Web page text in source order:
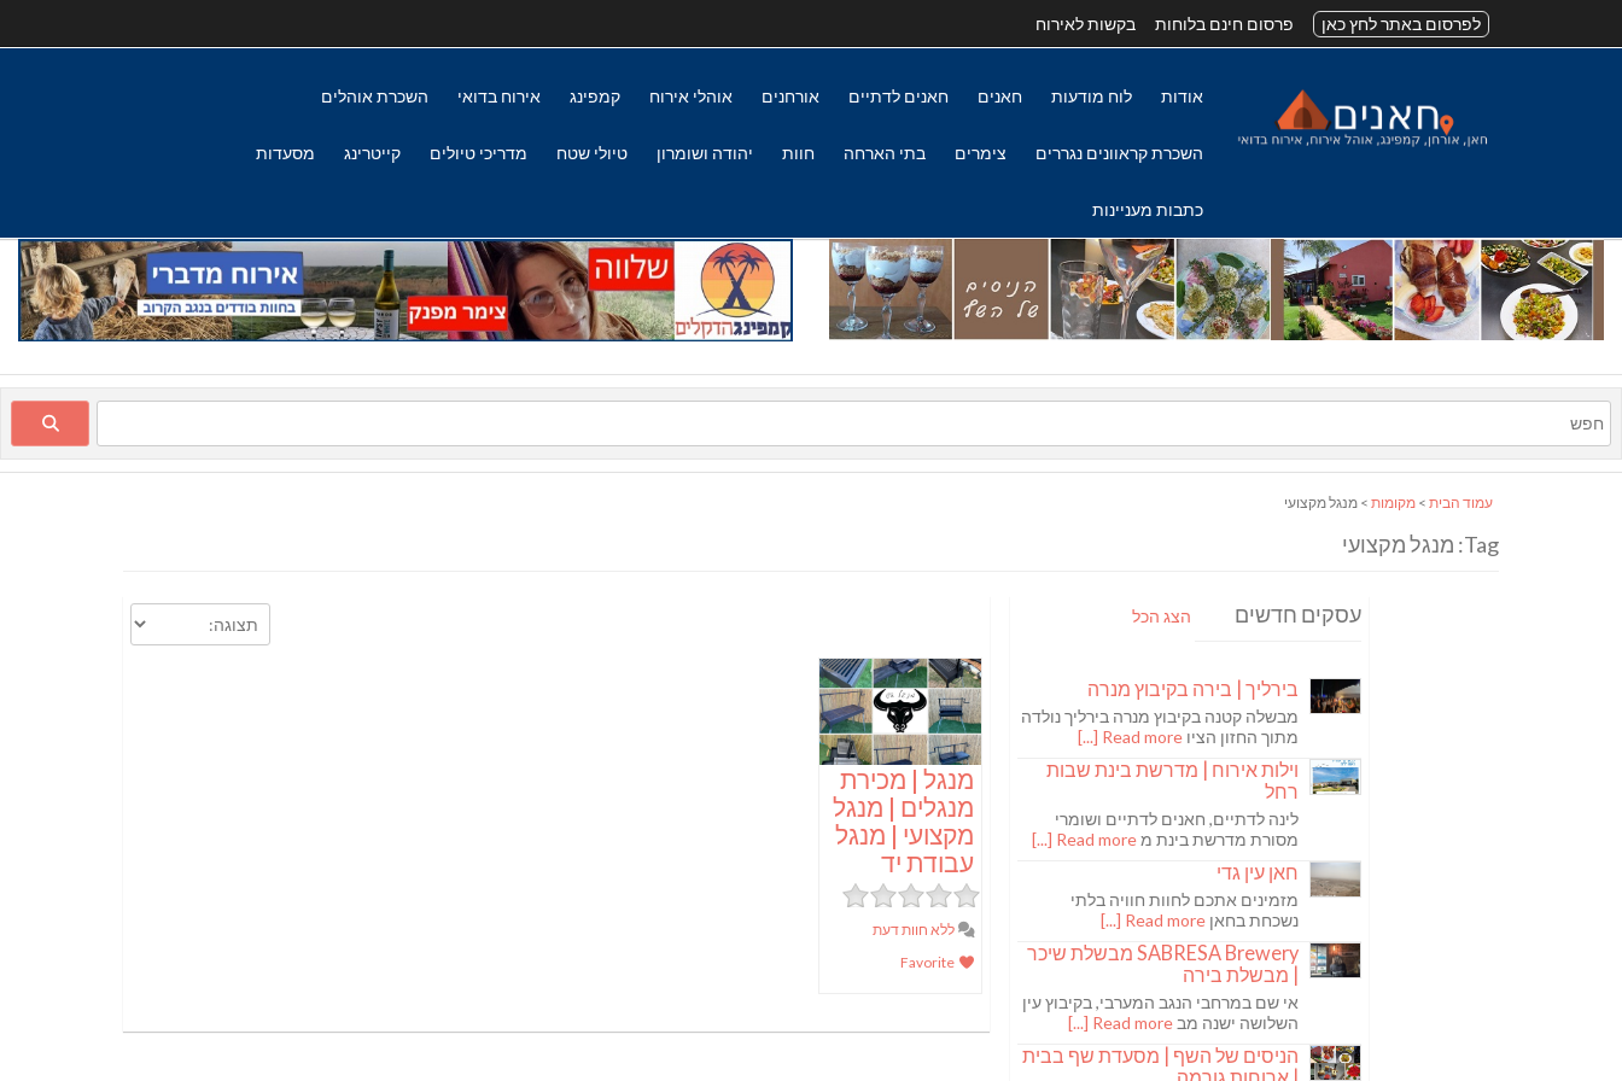
לפרסום באתר לחץ כאן פרסום חינם בלוחות בקשות לאירוח
אודות לוח מודעות חאנים חאנים לדתיים אורחנים אוהלי אירוח קמפינג אירוח בדואי השכרת אוהלים
השכרת קראוונים נגררים צימרים בתי הארחה חוות יהודה ושומרון טיולי שטח מדריכי טיולים קייטרינג מסעדות
כתבות מעניינות
עמוד הבית > מקומות > מנגל מקצועי
Tag: מנגל מקצועי
מנגל | מכירת
מנגלים | מנגל
מקצועי | מנגל
עבודת יד
ללא חוות דעת
עסקים חדשים הצג הכל
בירליך | בירה בקיבוץ מנרה
מבשלה קטנה בקיבוץ מנרה בירליך נולדה
מתוך החזון הציו Read more [...]
וילות אירוח | מדרשת בינת שבות
רחל
לינה לדתיים, חאנים לדתיים ושומרי
מסורת מדרשת בינת מRead more [...]
חאן עין גדי
מזמינים אתכם לחוות חוויה בלתי
נשכחת בחאן Read more [...]
SABRESA Brewery מבשלת שיכר
| מבשלת בירה
אי שם במרחבי הנגב המערבי, בקיבוץ עין
השלושה ישנה מב Read more [...]
הניסים של השף | מסעדת שף בבית